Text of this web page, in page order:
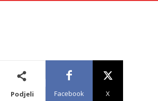
Podjeli Facebook X